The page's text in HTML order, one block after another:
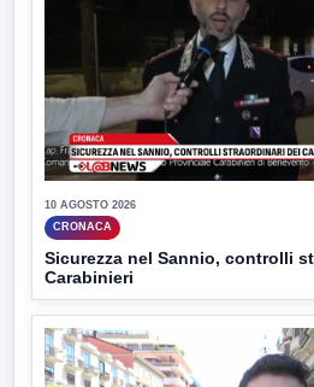
10 AGOSTO 2026
CRONACA
Sicurezza nel Sannio, controlli
Carabinieri